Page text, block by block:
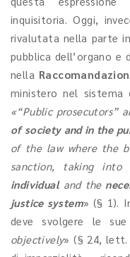
inquisitoria. Oggi,
rivalutata nella parte
pubblica dell’organo e
nella
ministero nel sistema
«“Public prosecutors”
of society and in the
of the law where the
sanction, taking into
individualand the
justice system» (§ 1).
deve svolgere le
objectively» (§ 24, lett.